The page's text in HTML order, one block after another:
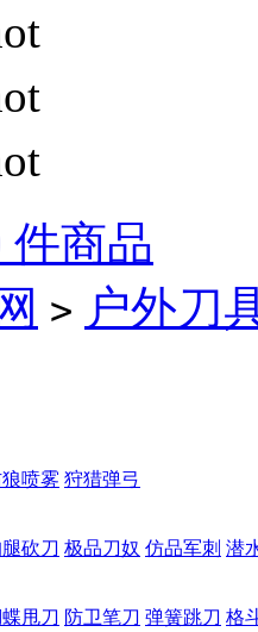
件商品
> 户外刀
喷雾 狩猎弹弓
砍刀 极品刀奴 仿品军刺 潜
甩刀 防卫笔刀 弹簧跳刀 格